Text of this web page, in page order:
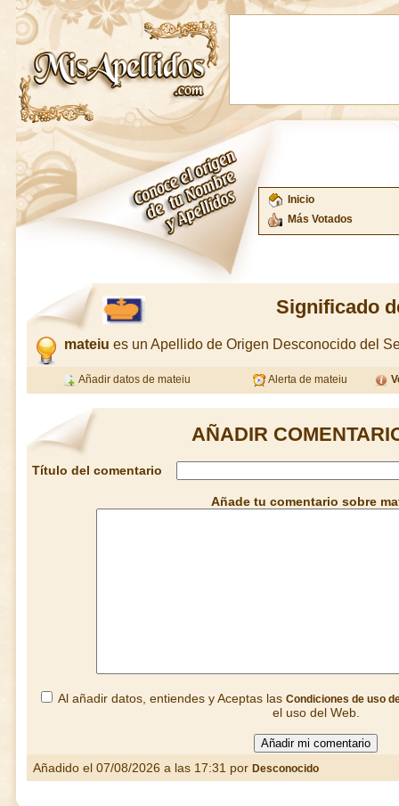
Inicio
Más Votados
Significado
mateiu es un Apellido de Origen Desconocido del
Añadir datos de mateiu Alerta de mateiu
AÑADIR
Título del comentario
Añade tu comentario sobre
Al añadir datos, entiendes y Aceptas las Condiciones de uso
el uso del Web.
Añadido el 07/08/2026 a las 17:31 por Desconocido